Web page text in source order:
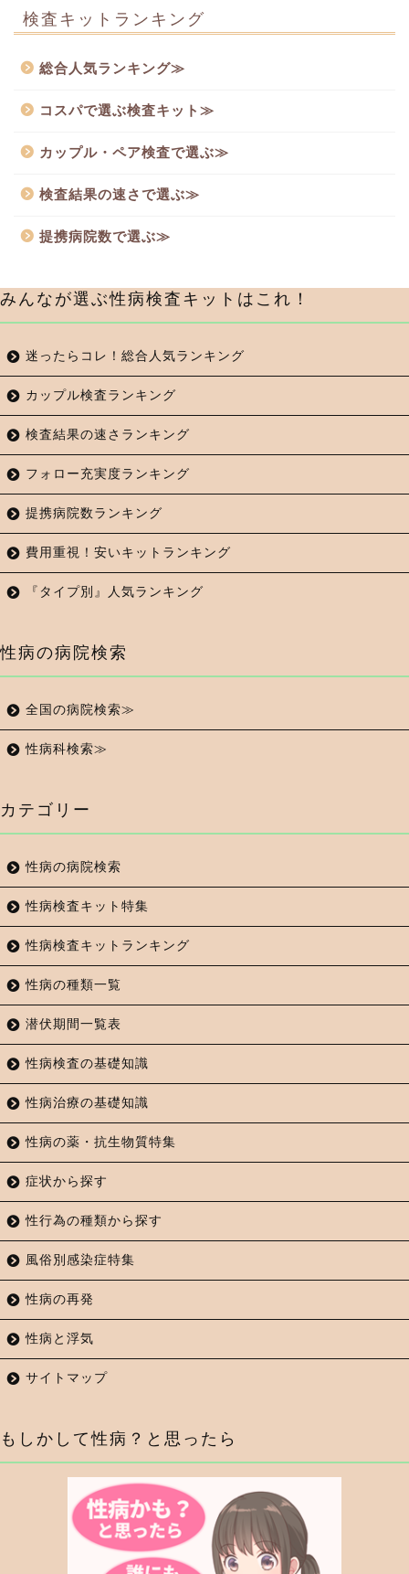
検査キットランキング
総合人気ランキング≫
コスパで選ぶ検査キット≫
カップル・ペア検査で選ぶ≫
検査結果の速さで選ぶ≫
提携病院数で選ぶ≫
みんなが選ぶ性病検査キットはこれ！
迷ったらコレ！総合人気ランキング
カップル検査ランキング
検査結果の速さランキング
フォロー充実度ランキング
提携病院数ランキング
費用重視！安いキットランキング
『タイプ別』人気ランキング
性病の病院検索
全国の病院検索≫
性病科検索≫
カテゴリー
性病の病院検索
性病検査キット特集
性病検査キットランキング
性病の種類一覧
潜伏期間一覧表
性病検査の基礎知識
性病治療の基礎知識
性病の薬・抗生物質特集
症状から探す
性行為の種類から探す
風俗別感染症特集
性病の再発
性病と浮気
サイトマップ
もしかして性病？と思ったら
症状から調べる